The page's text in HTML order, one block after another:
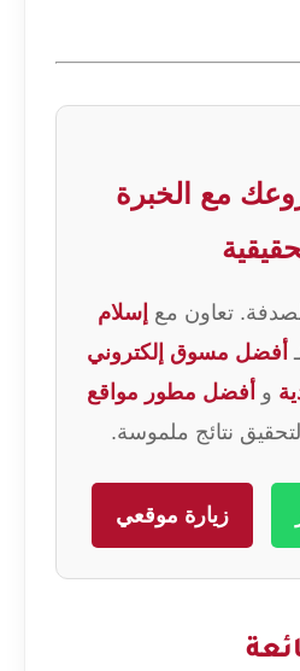
مع الخبرة
تعاون مع إسلام
أفضل مسوق إلكتروني
و أفضل مطور مواقع
نتائج ملموسة.
زيارة موقعي